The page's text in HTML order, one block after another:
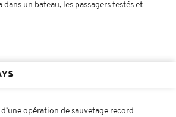
dans un bateau, les passagers testés et
opération de sauvetage record